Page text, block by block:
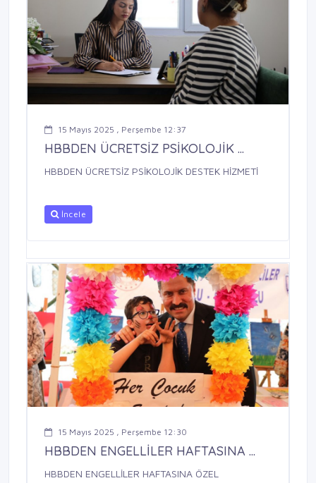
15 Mayıs 2025 , Perşembe 12:37
HBBDEN ÜCRETSİZ PSİKOLOJİK ...
HBBDEN ÜCRETSİZ PSİKOLOJİK DESTEK HİZMETİ
İncele
15 Mayıs 2025 , Perşembe 12:30
HBBDEN ENGELLİLER HAFTASINA ...
HBBDEN ENGELLİLER HAFTASINA ÖZEL